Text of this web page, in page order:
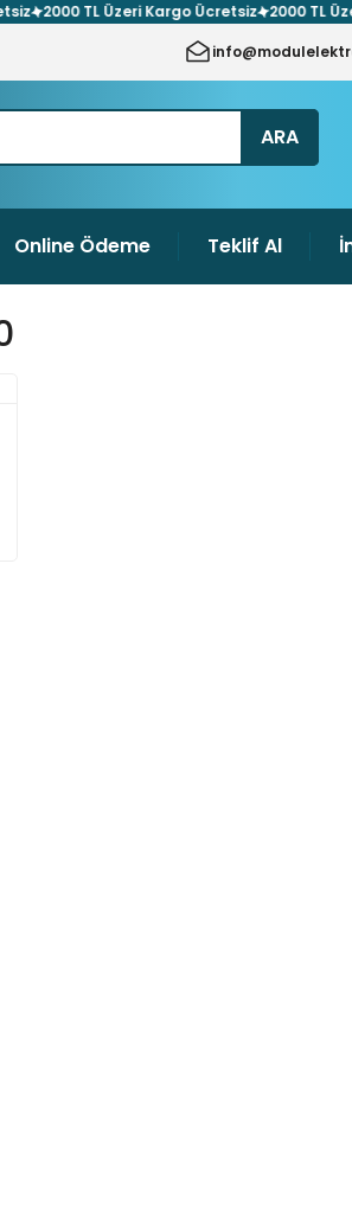
2000 TL Üzeri Kargo Ücretsiz 2000 TL Üzeri
ARA
Online Ödeme Teklif Al